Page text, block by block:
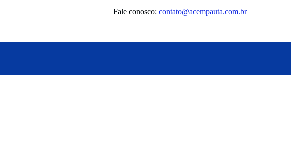
Fale conosco: contato@acempauta.com.br